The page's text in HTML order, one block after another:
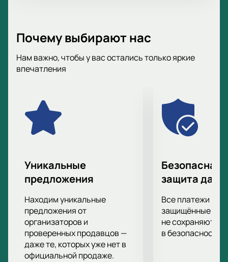
Почему выбирают нас
Нам важно, чтобы у вас остались только яркие
впечатления
Уникальные
предложения
Находим уникальные
предложения от
организаторов и
проверенных продавцов —
даже те, которых уже нет в
официальной продаже.
Безопасная
защита
Все платежи
защищённые
не сохраняются
в безопасности.